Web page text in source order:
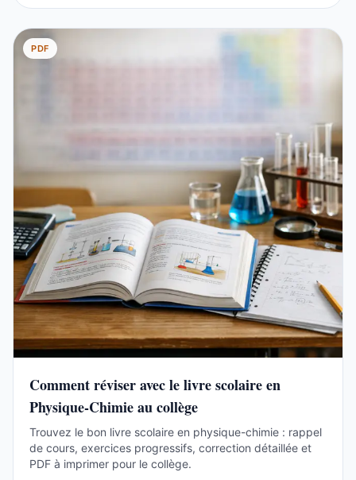
PDF
Comment réviser avec le livre scolaire en
Physique-Chimie au collège
Trouvez le bon livre scolaire en physique-chimie : rappel
de cours, exercices progressifs, correction détaillée et
PDF à imprimer pour le collège.